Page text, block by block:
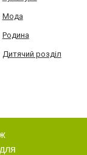
Мода
Родина
Дитячий розділ